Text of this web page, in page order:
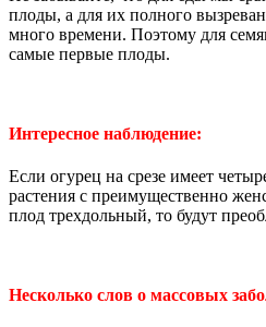
плоды, а для их полного
много времени. Поэтому для
самые первые плоды.
Интересное наблюдение:
Если огурец на срезе имеет
растения с преимущественно
плод трехдольный, то будут
Несколько слов о массовых